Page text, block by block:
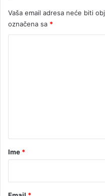
Vaša email adresa neće biti
označena sa *
rIme *